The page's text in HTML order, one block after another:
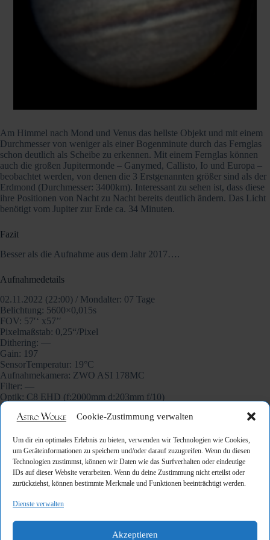
Cookie-Zustimmung verwalten
Um dir ein optimales Erlebnis zu bieten, verwenden wir Technologien wie Cookies,
um Geräteinformationen zu speichern und/oder darauf zuzugreifen. Wenn du diesen
Technologien zustimmst, können wir Daten wie das Surfverhalten oder eindeutige
IDs auf dieser Website verarbeiten. Wenn du deine Zustimmung nicht erteilst oder
zurückziehst, können bestimmte Merkmale und Funktionen beeinträchtigt werden.
Dienste verwalten
Akzeptieren
Am Himmel nach Mond und Venus das hellste Objekt und mit einem
Durchmesser von weniger als einer Bogenminute durch das Fernglas
schon deutlich als Scheibe zu erkennen. Mit einem Fernglas können
auch die großen Jupitermonde – Ganymed, Callisto, Io und Europa –
beobachtet werden, von denen die 3 Erstgenannten größer sind als der
Erdmond (Durchmesser: 3400km). Interessant zu sehen ist, dass diese
ihre Positionen von Nacht zu Nacht bereits deutlich ändern. Das Licht
benötigt vom Jupiter zur Erde ca. 34 Minuten.
Fazit
Besser als die Aufnahme aus dem Jahr 2017….
Aufnahmedetails
02.11.2022 (22:00) / Mondalter: 07 Tage
Belichtung: 5600×0,015s
FOV: 57′‘ x57’′
Pixelmaßstab: 0,25“/Pixel
Dithering: —
Gain: 197
SensorTemperatur: 19°C
Aufnahmekamera: ZWO ASI 178MC
Filter: —
Optik: C8 EHD (f:2000mm d:203mm f/10)
Guiding: —
Montierung: iOptron CEM70
Bildbearbeitung: AstroSurface
Darks: —
Flats: —
Flat-Darks: —
Bias: —